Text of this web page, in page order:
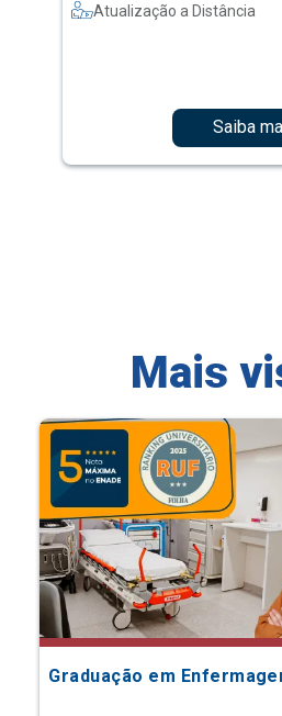
Atualização a Distância
Saiba
Mais
Graduação em